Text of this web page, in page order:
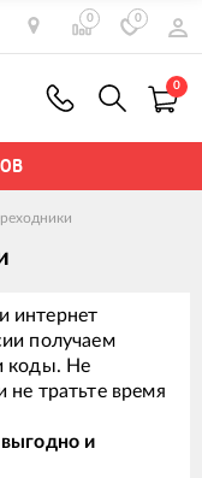
0 0
0
интернет
получаем
коды. Не
не тратьте время
и